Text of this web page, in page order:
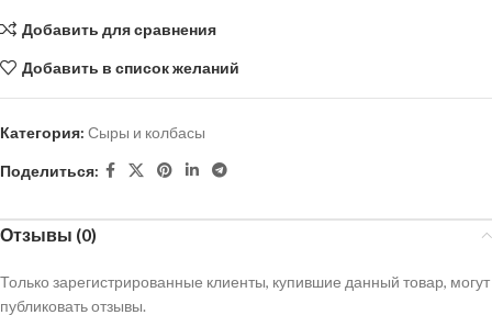
Добавить для сравнения
Добавить в список желаний
Категория: Сыры и колбасы
Поделиться:
Отзывы (0)
Только зарегистрированные клиенты, купившие данный товар, могут
публиковать отзывы.